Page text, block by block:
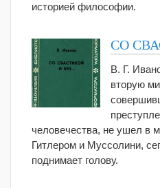
историей философии.
СО
В. Г.
вторую
человечества, не ушел в
Гитлером и Муссолини,
поднимает голову.